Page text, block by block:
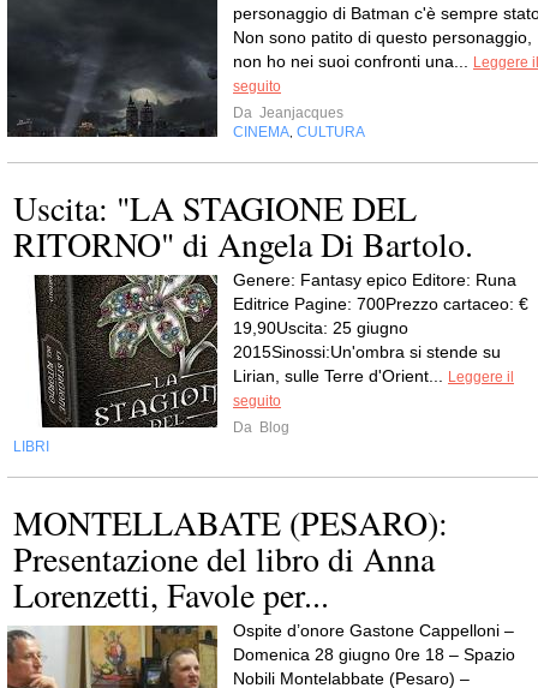
personaggio di Batman c'è sempre
Non sono patito di questo personaggio,
non ho nei suoi confronti una...
Leggere il
seguito
Da Jeanjacques
CINEMA CULTURA
Uscita: "LA STAGIONE DEL
RITORNO" di Angela Di Bartolo.
Genere: Fantasy epico Editore: Runa
Editrice Pagine: 700Prezzo cartaceo: €
19,90Uscita: 25 giugno
2015Sinossi:Un'ombra si stende su
Lirian, sulle Terre d'Orient...
Leggere il
seguito
Da Blog
LIBRI
MONTELLABATE (PESARO):
Presentazione del libro di Anna
Lorenzetti, Favole per...
Ospite d’onore Gastone Cappelloni –
Domenica 28 giugno 0re 18 – Spazio
Nobili Montelabbate (Pesaro) –